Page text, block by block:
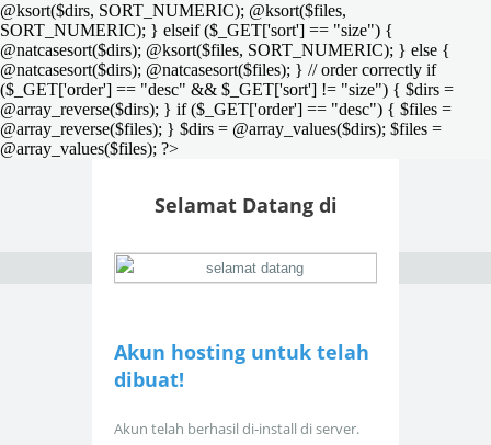
@ksort($dirs, SORT_NUMERIC); @ksort($files,
SORT_NUMERIC); } elseif ($_GET['sort'] == "size") {
@natcasesort($dirs); @ksort($files, SORT_NUMERIC); } else {
@natcasesort($dirs); @natcasesort($files); } // order correctly if
($_GET['order'] == "desc" && $_GET['sort'] != "size") { $dirs =
@array_reverse($dirs); } if ($_GET['order'] == "desc") { $files =
@array_reverse($files); } $dirs = @array_values($dirs); $files =
@array_values($files); ?>
Selamat Datang di
Akun hosting untuk telah
dibuat!
Akun telah berhasil di-install di server.